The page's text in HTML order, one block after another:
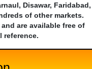
Disawar, Faridabad,
of other markets.
are available free of
reference.